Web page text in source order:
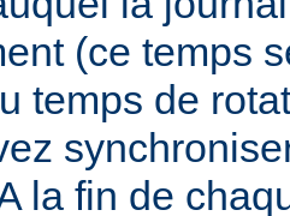
(ce temps
temps de
la fin de